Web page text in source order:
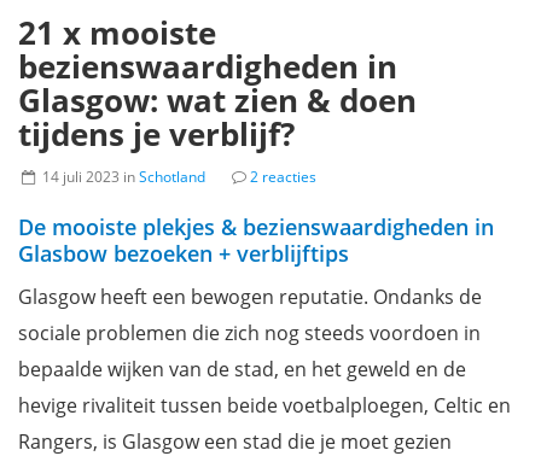
21 x mooiste
bezienswaardigheden in
Glasgow: wat zien & doen
tijdens je verblijf?
14 juli 2023 inSchotland 2 reacties
De mooiste plekjes & bezienswaardigheden in
Glasbow bezoeken + verblijftips
Glasgow heeft een bewogen reputatie. Ondanks de
sociale problemen die zich nog steeds voordoen in
bepaalde wijken van de stad, en het geweld en de
hevige rivaliteit tussen beide voetbalploegen, Celtic en
Rangers, is Glasgow een stad die je moet gezien